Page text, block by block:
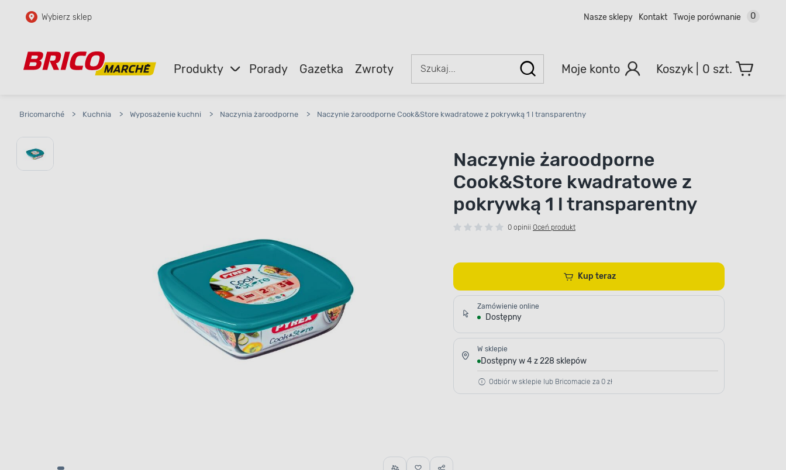
Przejdź do głównej zawartości
Przejdź do wyszukiwarki
Wybierz sklep Nasze sklepy Kontakt Twoje porównanie 0
Produkty Porady Gazetka Zwroty Moje konto 0 szt.
Bricomarché > Kuchnia > Wyposażenie kuchni > Naczynia żaroodporne > Naczynie żaroodporne Cook&Store kwadratowe z pokrywką 1 l transparentny
Naczynie żaroodporne
Cook&Store kwadratowe z
pokrywką 1 l transparentny
0 opinii Oceń produkt
Kup teraz
Zamówienie online
Dostępny
W sklepie
Dostępny w 4 z 228 sklepów
Odbiór w sklepie lub Bricomacie za 0 zł